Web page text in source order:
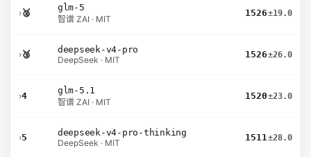
›🥈
glm-5
智谱 ZAI · MIT
1526±19.0
›🥉
deepseek-v4-pro
DeepSeek · MIT
1526±26.0
›4
glm-5.1
智谱 ZAI · MIT
1520±23.0
›5
deepseek-v4-pro-thinking
DeepSeek · MIT
1511±28.0